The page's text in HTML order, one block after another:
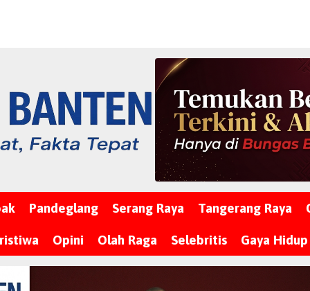
Pandeglang Serang Raya Tangerang Raya
Opini Olah Raga Selebritis Gaya Hidup